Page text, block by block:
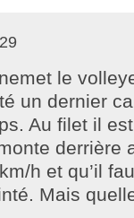
le
un dernier
Au filet il
derrière
h et qu’il
Mais